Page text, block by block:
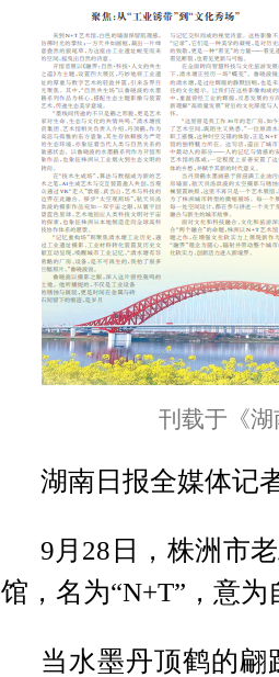
刊载于《湖
湖南日报全媒体记
9月28日，株洲市
馆，名为“N+T”，意
当水墨丹顶鹤的